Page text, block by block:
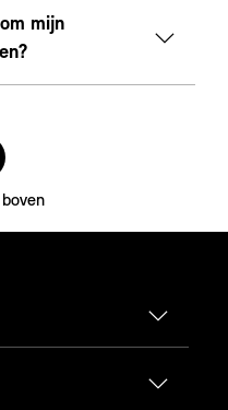
mijn